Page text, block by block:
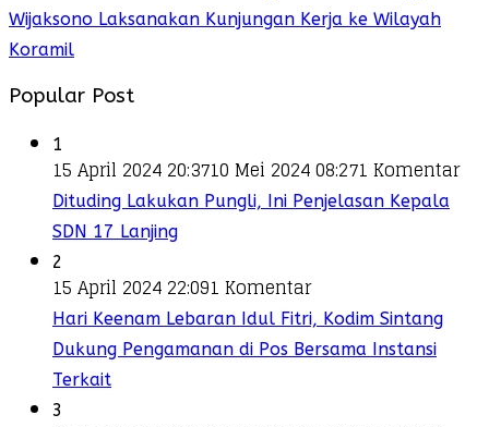
Wijaksono Laksanakan Kunjungan Kerja ke Wilayah
Koramil
Popular Post
1
15 April 2024 20:3710 Mei 2024 08:271 Komentar
Dituding Lakukan Pungli, Ini Penjelasan Kepala
SDN 17 Lanjing
2
15 April 2024 22:091 Komentar
Hari Keenam Lebaran Idul Fitri, Kodim Sintang
Dukung Pengamanan di Pos Bersama Instansi
Terkait
3